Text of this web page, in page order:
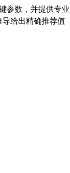
参数，并提供专业
给出精确推荐值